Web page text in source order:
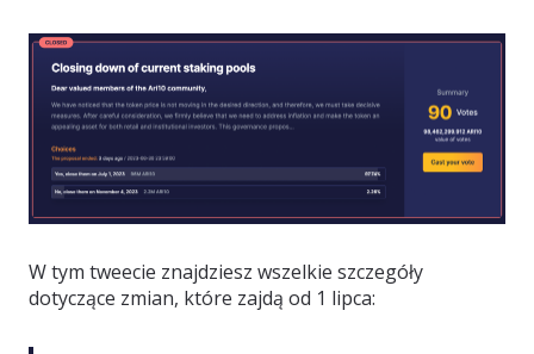
W tym tweecie znajdziesz wszelkie szczegóły
dotyczące zmian, które zajdą od 1 lipca: